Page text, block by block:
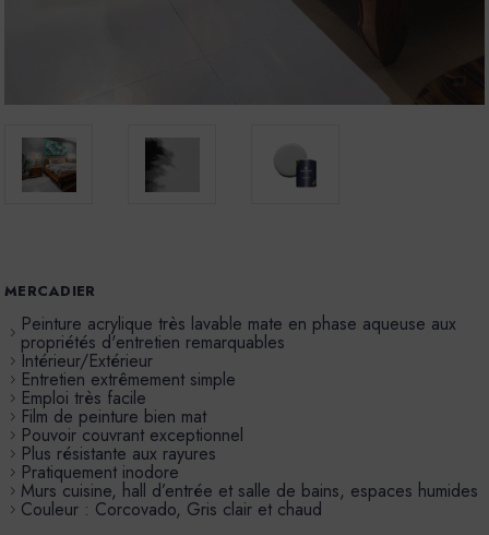
MERCADIER
Peinture acrylique très lavable mate en phase aqueuse aux
propriétés d'entretien remarquables
Intérieur/Extérieur
Entretien extrêmement simple
Emploi très facile
Film de peinture bien mat
Pouvoir couvrant exceptionnel
Plus résistante aux rayures
Pratiquement inodore
Murs cuisine, hall d’entrée et salle de bains, espaces humides
Couleur : Corcovado, Gris clair et chaud